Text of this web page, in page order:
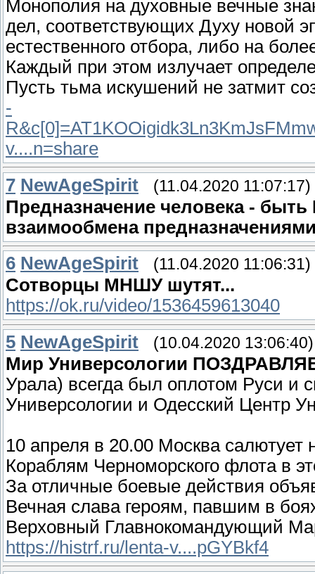
Монополия на духовные вечные
дел, соответствующих Духу новой
естественного отбора, либо на
Каждый при этом излучает
Пусть тьма искушений не затмит
-
v....n=share
7 NewAgeSpirit (11.04.2020 11:07:17)
Предназначение человека -
взаимообмена
6 NewAgeSpirit (11.04.2020 11:06:31)
Сотворцы МНШУ шутят...
https://ok.ru/video/1536459613040
5 NewAgeSpirit (10.04.2020 13:06:40)
Мир Универсологии
Урала) всегда был оплотом Руси и
Универсологии и Одесский Центр
10 апреля в 20.00 Москва
Кораблям Черноморского флота в
За отличные боевые действия
Вечная слава героям, павшим в
Верховный Главнокомандующий
https://histrf.ru/lenta-v....pGYBkf4